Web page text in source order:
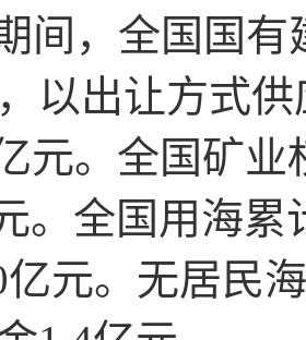
间，全国国
以出让方式
元。全国矿
。全国用海
亿元。无居民